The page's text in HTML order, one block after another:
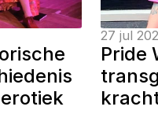
27 jul
Pride